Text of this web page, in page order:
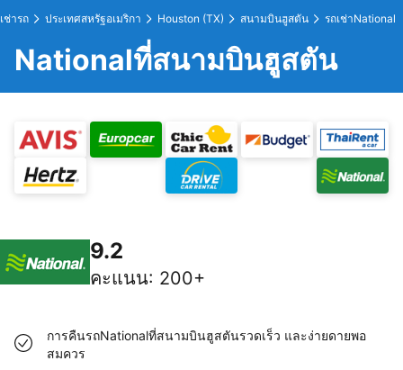
เช่ารถ ประเทศสหรัฐอเมริกา Houston (TX) สนามบินฮูสตัน รถเช่าNational
Nationalที่สนามบินฮูสตัน
9.2
คะแนน: 200+
การคืนรถNationalที่สนามบินฮูสตันรวดเร็ว และง่ายดายพอ
สมควร